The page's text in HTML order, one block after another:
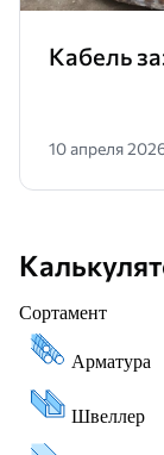
Кабель
10 апреля